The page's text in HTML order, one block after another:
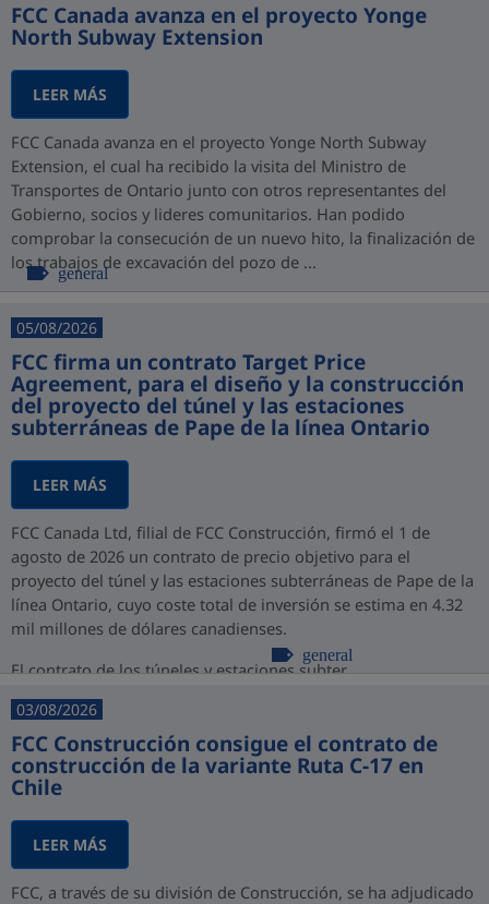
FCC Canada avanza en el proyecto Yonge
North Subway Extension
LEER MÁS
FCC Canada avanza en el proyecto Yonge North Subway
Extension, el cual ha recibido la visita del Ministro de
Transportes de Ontario junto con otros representantes del
Gobierno, socios y lideres comunitarios. Han podido
comprobar la consecución de un nuevo hito, la finalización de
los trabajos de excavación del pozo de ...
general
05/08/2026
FCC firma un contrato Target Price
Agreement, para el diseño y la construcción
del proyecto del túnel y las estaciones
subterráneas de Pape de la línea Ontario
LEER MÁS
FCC Canada Ltd, filial de FCC Construcción, firmó el 1 de
agosto de 2026 un contrato de precio objetivo para el
proyecto del túnel y las estaciones subterráneas de Pape de la
línea Ontario, cuyo coste total de inversión se estima en 4.32
mil millones de dólares canadienses.
El contrato de los túneles y estaciones subter...
general
03/08/2026
FCC Construcción consigue el contrato de
construcción de la variante Ruta C-17 en
Chile
LEER MÁS
FCC, a través de su división de Construcción, se ha adjudicado